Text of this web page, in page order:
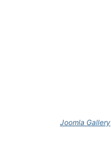
Joomla Gallery